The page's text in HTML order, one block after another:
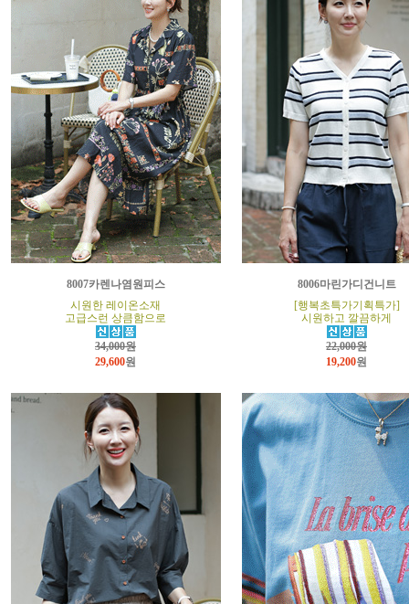
8007카렌나염원피스
시원한 레이온소재
고급스런 상큼함으로
34,000원
29,600원
8006마린가디건니트
[행복초특가기획특가]
시원하고 깔끔하게
22,000원
19,200원